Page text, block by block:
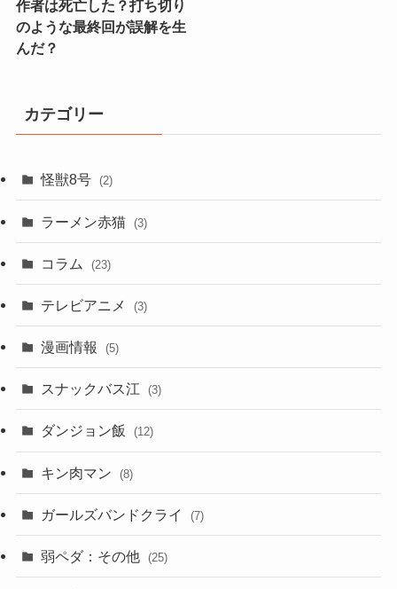
作者は死亡した？打ち切り
のような最終回が誤解を生
んだ？
カテゴリー
怪獣8号 (2)
ラーメン赤猫 (3)
コラム (23)
テレビアニメ (3)
漫画情報 (5)
スナックバス江 (3)
ダンジョン飯 (12)
キン肉マン (8)
ガールズバンドクライ (7)
弱ペダ：その他 (25)